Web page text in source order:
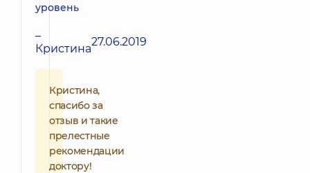
уровень
–
Кристина27.06.2019
Кристина,
спасибо за
отзыв и такие
прелестные
рекомендации
доктору!